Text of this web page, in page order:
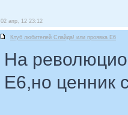
02 апр, 12 23:12
Клуб любителей Слайда! или проявка E6
На
Е6,но ценник